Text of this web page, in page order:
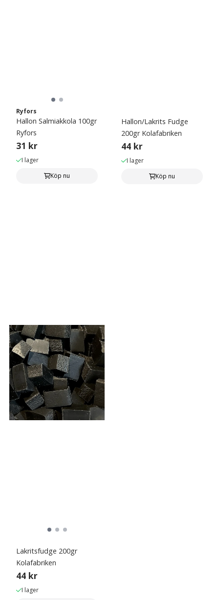
Ryfors
Hallon Salmiakkola 100gr
Ryfors
31 kr
I lager
Köp nu
Hallon/Lakrits Fudge
200gr Kolafabriken
44 kr
I lager
Köp nu
Lakritsfudge 200gr
Kolafabriken
44 kr
I lager